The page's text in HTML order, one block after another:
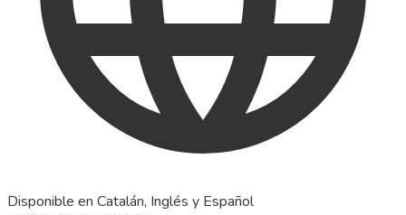
Disponible en Catalán, Inglés y Español